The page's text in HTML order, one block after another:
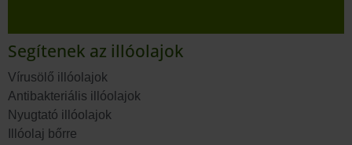
Segítenek az illóolajok
Vírusölő illóolajok
Antibakteriális illóolajok
Nyugtató illóolajok
Illóolaj bőrre